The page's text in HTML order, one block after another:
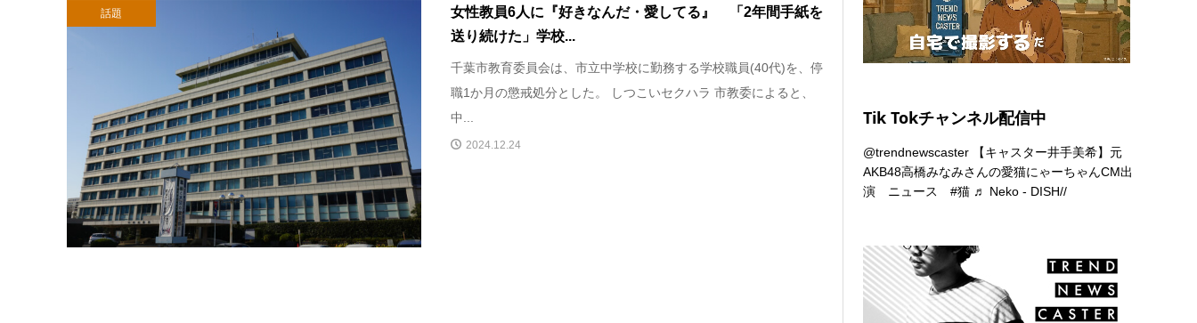
話題
女性教員6人に『好きなんだ・愛してる』 「2年間手紙を
送り続けた」学校...
千葉市教育委員会は、市立中学校に勤務する学校職員(40代)を、停
職1か月の懲戒処分とした。 しつこいセクハラ 市教委によると、
中...
2024.12.24
Tik Tokチャンネル配信中
@trendnewscaster 【キャスター井手美希】元
AKB48高橋みなみさんの愛猫にゃーちゃんCM出
演 ニュース#猫 ♬ Neko - DISH//